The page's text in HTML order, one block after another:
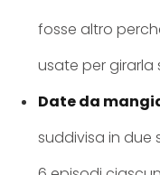
fosse altro
usate per girarla
Date da
suddivisa in